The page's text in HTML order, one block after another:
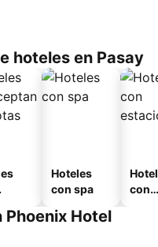
hoteles en Pasay
Hoteles
con spa
con
Phoenix Hotel